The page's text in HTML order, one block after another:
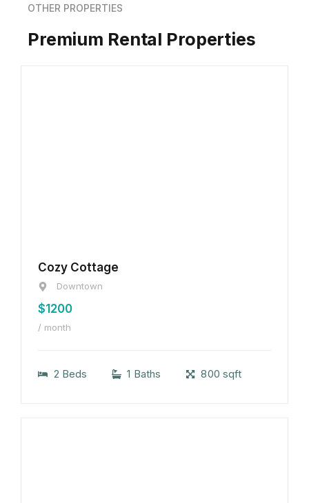
OTHER PROPERTIES
Premium Rental Properties
Cozy Cottage
Downtown
$1200
/ month
2 Beds 1 Baths 800 sqft